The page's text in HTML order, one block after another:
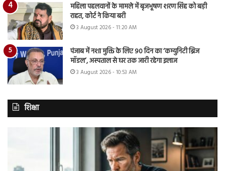
महिला पहलवानों के मामले में बृजभूषण शरण सिंह को बड़ी
राहत, कोर्ट ने किया बरी
3 August 2026 - 11:20 AM
पंजाब में नशा मुक्ति के लिए 90 दिन का ‘कम्युनिटी ब्रिज
मॉडल’, अस्पताल से घर तक जारी रहेगा इलाज
3 August 2026 - 10:53 AM
शिक्षा